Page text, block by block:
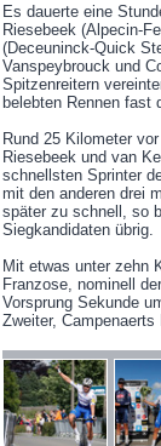
Es dauerte eine
Riesebeek (Alpecin-
(Deceuninck-Quick
Vanspeybrouck und
Spitzenreitern
belebten Rennen fast
Rund 25 Kilometer
Riesebeek und van
schnellsten Sprinter
mit den anderen drei
später zu schnell, so
Siegkandidaten übrig.
Mit etwas unter zehn
Franzose, nominell
Vorsprung Sekunde
Zweiter, Campenaerts